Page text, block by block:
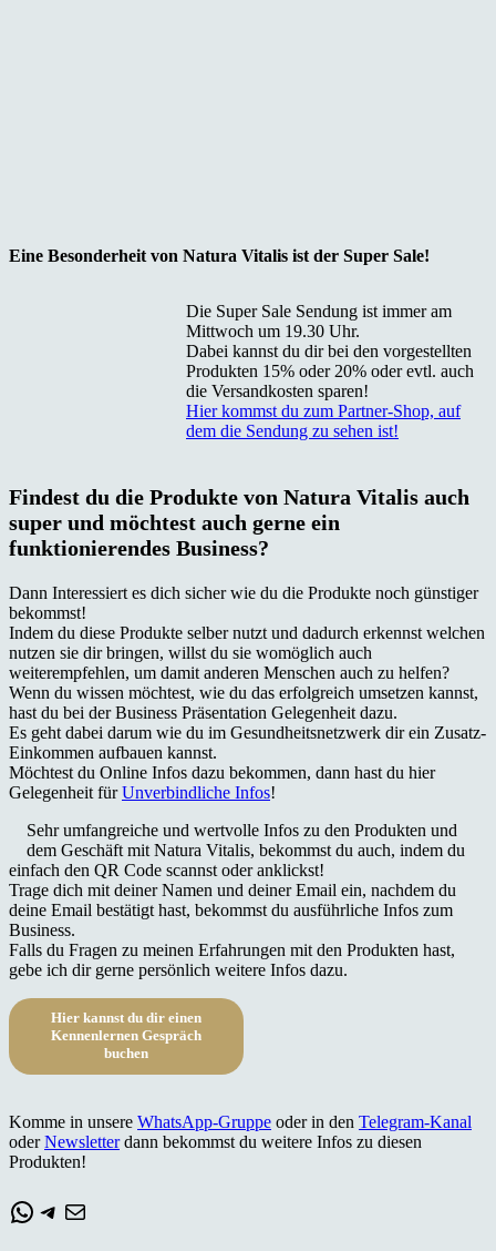
Eine Besonderheit von Natura Vitalis ist der Super Sale!
Die Super Sale Sendung ist immer am
Mittwoch um 19.30 Uhr.
Dabei kannst du dir bei den vorgestellten
Produkten 15% oder 20% oder evtl. auch
die Versandkosten sparen!
Hier kommst du zum Partner-Shop, auf
dem die Sendung zu sehen ist!
Findest du die Produkte von Natura Vitalis auch
super und möchtest auch gerne ein
funktionierendes Business?
Dann Interessiert es dich sicher wie du die Produkte noch günstiger
bekommst!
Indem du diese Produkte selber nutzt und dadurch erkennst welchen
nutzen sie dir bringen, willst du sie womöglich auch
weiterempfehlen, um damit anderen Menschen auch zu helfen?
Wenn du wissen möchtest, wie du das erfolgreich umsetzen kannst,
hast du bei der Business Präsentation Gelegenheit dazu.
Es geht dabei darum wie du im Gesundheitsnetzwerk dir ein Zusatz-
Einkommen aufbauen kannst.
Möchtest du Online Infos dazu bekommen, dann hast du hier
Gelegenheit fürUnverbindliche Infos!
Sehr umfangreiche und wertvolle Infos zu den Produkten und
dem Geschäft mit Natura Vitalis, bekommst du auch, indem du
einfach den QR Code scannst oder anklickst!
Trage dich mit deiner Namen und deiner Email ein, nachdem du
deine Email bestätigt hast, bekommst du ausführliche Infos zum
Business.
Falls du Fragen zu meinen Erfahrungen mit den Produkten hast,
gebe ich dir gerne persönlich weitere Infos dazu.
Hier kannst du dir einen
Kennenlernen Gespräch
buchen
Komme in unsere WhatsApp-Gruppe oder in den Telegram-Kanal
oderNewsletterdann bekommst du weitere Infos zu diesen
Produkten!
WhatsApp
Telegram
E-Mail